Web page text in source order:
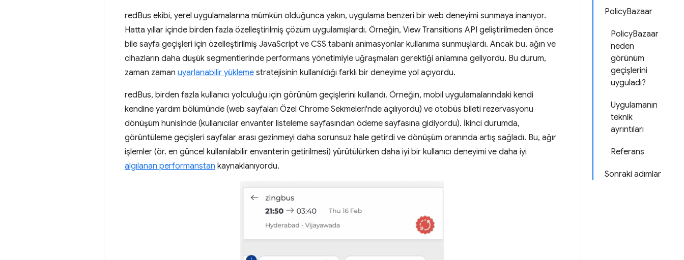
PolicyBazaar
PolicyBazaar
neden
görünüm
geçişlerini
uyguladı?
Uygulamanın
teknik
ayrıntıları
Referans
Sonraki adımlar
redBus ekibi, yerel uygulamalarına mümkün olduğunca yakın, uygulama benzeri bir web deneyimi sunmaya inanıyor.
Hatta yıllar içinde birden fazla özelleştirilmiş çözüm uygulamışlardı. Örneğin, View Transitions API geliştirilmeden önce
bile sayfa geçişleri için özelleştirilmiş JavaScript ve CSS tabanlı animasyonlar kullanıma sunmuşlardı. Ancak bu, ağın ve
cihazların daha düşük segmentlerinde performans yönetimiyle uğraşmaları gerektiği anlamına geliyordu. Bu durum,
zaman zaman uyarlanabilir yükleme stratejisinin kullanıldığı farklı bir deneyime yol açıyordu.
redBus, birden fazla kullanıcı yolculuğu için görünüm geçişlerini kullandı. Örneğin, mobil uygulamalarındaki kendi
kendine yardım bölümünde (web sayfaları Özel Chrome Sekmeleri'nde açılıyordu) ve otobüs bileti rezervasyonu
dönüşüm hunisinde (kullanıcılar envanter listeleme sayfasından ödeme sayfasına gidiyordu). İkinci durumda,
görüntüleme geçişleri sayfalar arası gezinmeyi daha sorunsuz hale getirdi ve dönüşüm oranında artış sağladı. Bu, ağır
işlemler (ör. en güncel kullanılabilir envanterin getirilmesi) yürütülürken daha iyi bir kullanıcı deneyimi ve daha iyi
algılanan performanstan kaynaklanıyordu.